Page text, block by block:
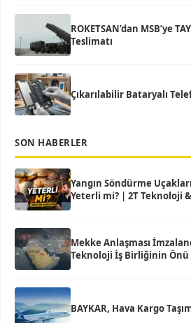
ROKETSAN’dan MSB’ye
Teslimatı
Çıkarılabilir Bataryalı
SON HABERLER
Yangın Söndürme
Yeterli mi? | 2T Teknoloji
Mekke Anlaşması
Teknoloji İş Birliğinin Önü
BAYKAR, Hava Kargo